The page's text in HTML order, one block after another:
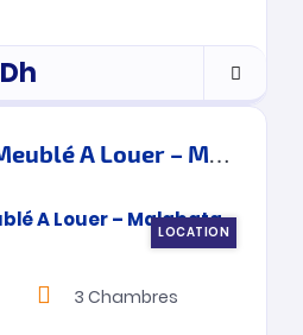
Dh
Appartement Meublé A Louer – Malabata – Tanger
LOCATION
3 Chambres